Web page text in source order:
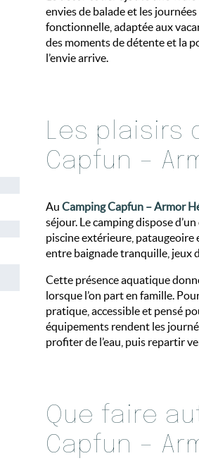
envies de balade et les
fonctionnelle, adaptée aux
des moments de détente et la
l’envie arrive.
Les plaisirs
Capfun –
AuCamping Capfun – Armor
séjour. Le camping dispose
piscine extérieure, pataugeoire
entre baignade tranquille, jeux
Cette présence aquatique
lorsque l’on part en famille.
pratique, accessible et pensé
équipements rendent les
profiter de l’eau, puis repartir
Que faire
Capfun –